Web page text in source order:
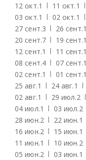
12 окт.1 11 окт.1
03 окт.1 02 окт.1
27 сент.3 26 сент.1
20 сент.7 19 сент.1
12 сент.1 11 сент.1
08 сент.4 07 сент.1
02 сент.1 01 сент.1
25 авг.1 24 авг.1
02 авг.1 29 июл.2
04 июл.1 03 июл.2
28 июн.2 22 июн.1
16 июн.2 15 июн.1
11 июн.1 10 июн.2
05 июн.2 03 июн.1